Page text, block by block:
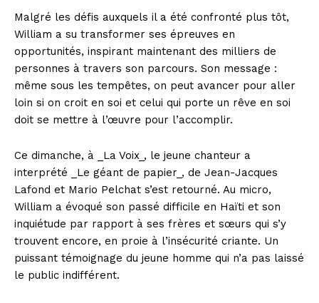
Malgré les défis auxquels il a été confronté plus tôt,
William a su transformer ses épreuves en
opportunités, inspirant maintenant des milliers de
personnes à travers son parcours. Son message :
même sous les tempêtes, on peut avancer pour aller
loin si on croit en soi et celui qui porte un rêve en soi
doit se mettre à l’œuvre pour l’accomplir.
Ce dimanche, à _La Voix_, le jeune chanteur a
interprété _Le géant de papier_, de Jean-Jacques
Lafond et Mario Pelchat s’est retourné. Au micro,
William a évoqué son passé difficile en Haïti et son
inquiétude par rapport à ses frères et sœurs qui s’y
trouvent encore, en proie à l’insécurité criante. Un
puissant témoignage du jeune homme qui n’a pas laissé
le public indifférent.